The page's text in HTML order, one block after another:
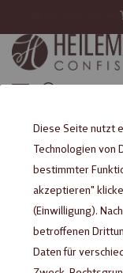
Optionalen
Startseite Rezepte &
Leider können
Schokolade A-Z
Diese Seite nutzt
Technologien von
bestimmter
akzeptieren"
(Einwilligung).
betroffenen
Daten für